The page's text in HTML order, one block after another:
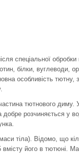
спеціальної обробки
білки, вуглеводи,
особливість тютну,
тютнового диму.
розчиняється у
тіла). Відомо, що
його в тютюні.